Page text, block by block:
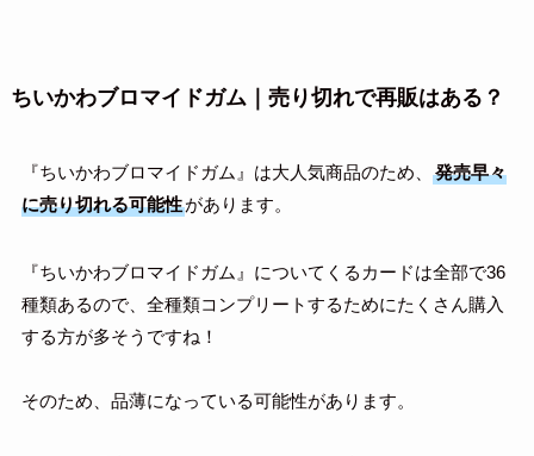
ちいかわブロマイドガム｜売り切れで再販はある？
『ちいかわブロマイドガム』は大人気商品のため、
発売早々
に売り切れる可能性があります。
『ちいかわブロマイドガム』についてくるカードは全部で36
種類あるので、全種類コンプリートするためにたくさん購入
する方が多そうですね！
そのため、品薄になっている可能性があります。